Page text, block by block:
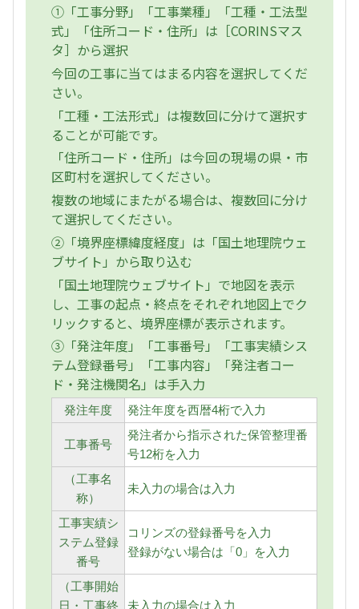
①「工事分野」「工事業種」「工種・工法型
式」「住所コード・住所」は［CORINSマス
タ］から選択
今回の工事に当てはまる内容を選択してくだ
さい。
「工種・工法形式」は複数回に分けて選択す
ることが可能です。
「住所コード・住所」は今回の現場の県・市
区町村を選択してください。
複数の地域にまたがる場合は、複数回に分け
て選択してください。
②「境界座標緯度経度」は「国土地理院ウェ
ブサイト」から取り込む
「国土地理院ウェブサイト」で地図を表示
し、工事の起点・終点をそれぞれ地図上でク
リックすると、境界座標が表示されます。
③「発注年度」「工事番号」「工事実績シス
テム登録番号」「工事内容」「発注者コー
ド・発注機関名」は手入力
発注年度 発注年度を西暦4桁で入力
工事番号
発注者から指示された保管整理番
号12桁を入力
（工事名
称）
未入力の場合は入力
工事実績シ
ステム登録
番号
コリンズの登録番号を入力
登録がない場合は「0」を入力
（工事開始
日・工事終
未入力の場合は入力